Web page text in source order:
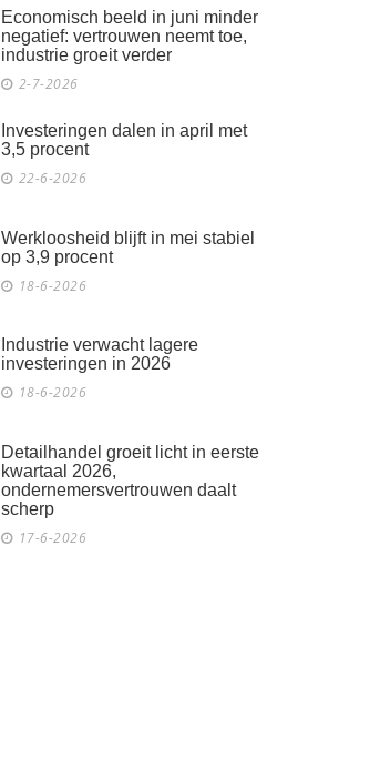
Economisch beeld in juni minder
negatief: vertrouwen neemt toe,
industrie groeit verder
2-7-2026
Investeringen dalen in april met
3,5 procent
22-6-2026
Werkloosheid blijft in mei stabiel
op 3,9 procent
18-6-2026
Industrie verwacht lagere
investeringen in 2026
18-6-2026
Detailhandel groeit licht in eerste
kwartaal 2026,
ondernemersvertrouwen daalt
scherp
17-6-2026